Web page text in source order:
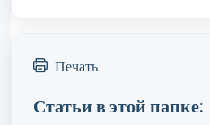
Печать
Статьи в этой папке: